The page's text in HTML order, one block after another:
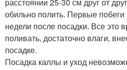
обильно полить. Первые
недели после посадки. Все
поливать, достаточно влаги,
посадке.
Посадка каллы и уход